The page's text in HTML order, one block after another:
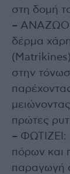
στη δομή
–
δέρμα
στην
πρώτες
– ΦΩΤΙΖΕΙ:
πόρων και
παραγωγή